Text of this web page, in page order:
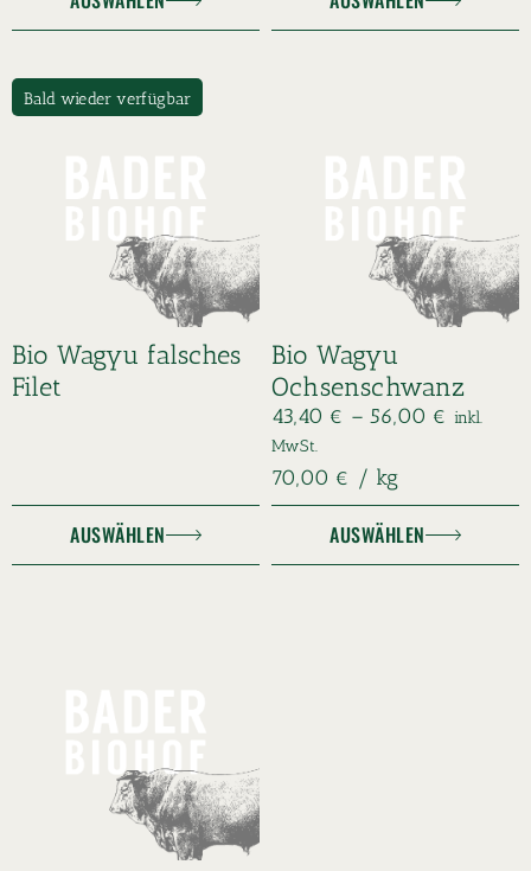
Bald wieder verfügbar
Bio Wagyu falsches
Filet
AUSWÄHLEN
Bio Wagyu
Ochsenschwanz
43,40 € – 56,00 € inkl.
MwSt.
70,00 € / kg
AUSWÄHLEN